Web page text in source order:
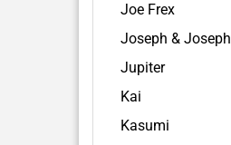
Joe Frex
Joseph & Joseph
Jupiter
Kai
Kasumi